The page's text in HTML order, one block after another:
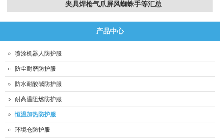
夹具焊枪气爪屏风蜘蛛手等汇总
产品中心
喷涂机器人防护服
防尘耐磨防护服
防水耐酸碱防护服
耐高温阻燃防护服
恒温加热防护服
环境仓防护服